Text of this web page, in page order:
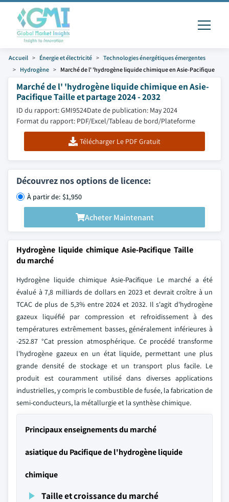
Accueil Énergie et électricité
Technologies énergétiques émergentes
Hydrogène
Marché de l' 'hydrogène liquide chimique en Asie-Pacifique
Marché de l' 'hydrogène liquide chimique en Asie-
Pacifique Taille et partage 2024 - 2032
ID du rapport: GMI9524Date de publication: May 2024
Format du rapport: PDF/Excel/Tableau de bord/Plateforme
Télécharger Le PDF Gratuit
Découvrez nos options de licence:
À partir de: $1,950
Acheter Maintenant
Hydrogène liquide chimique Asie-Pacifique Taille
du marché
Hydrogène liquide chimique Asie-Pacifique Le marché a été
évalué à 7,8 milliards de dollars en 2023 et devrait croître à un
TCAC de plus de 5,3% entre 2024 et 2032. Il s'agit d'hydrogène
gazeux liquéfié par compression et refroidissement à des
températures extrêmement basses, généralement inférieures à
-252.87 °Cat pression atmosphérique. Ce procédé transforme
l'hydrogène gazeux en un état liquide, permettant une plus
grande densité de stockage et un transport plus facile. Le
produit est couramment utilisé dans diverses applications
industrielles, y compris le combustible de fusée, la fabrication de
semi-conducteurs, la métallurgie et la synthèse chimique.
Principaux enseignements du marché
asiatique du Pacifique de l'hydrogène liquide
chimique
Taille et croissance du marché